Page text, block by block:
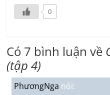
0
Có 7 bình luận về
(tập 4)
PhươngNga nói: